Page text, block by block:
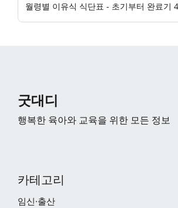
굿대디
행복한 육아와 교육을 위한 모든 정보
카테고리
임신·출산